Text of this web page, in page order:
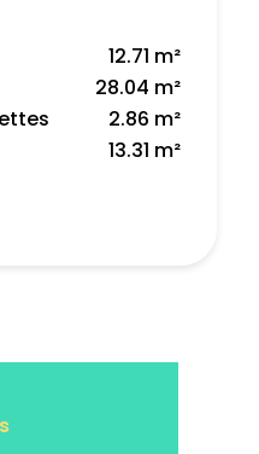
12.71 m²
28.04 m²
2.86 m²
13.31 m²